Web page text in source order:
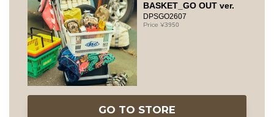
BASKET_GO OUT ver.
DPSGO2607
3950
GO TO STORE